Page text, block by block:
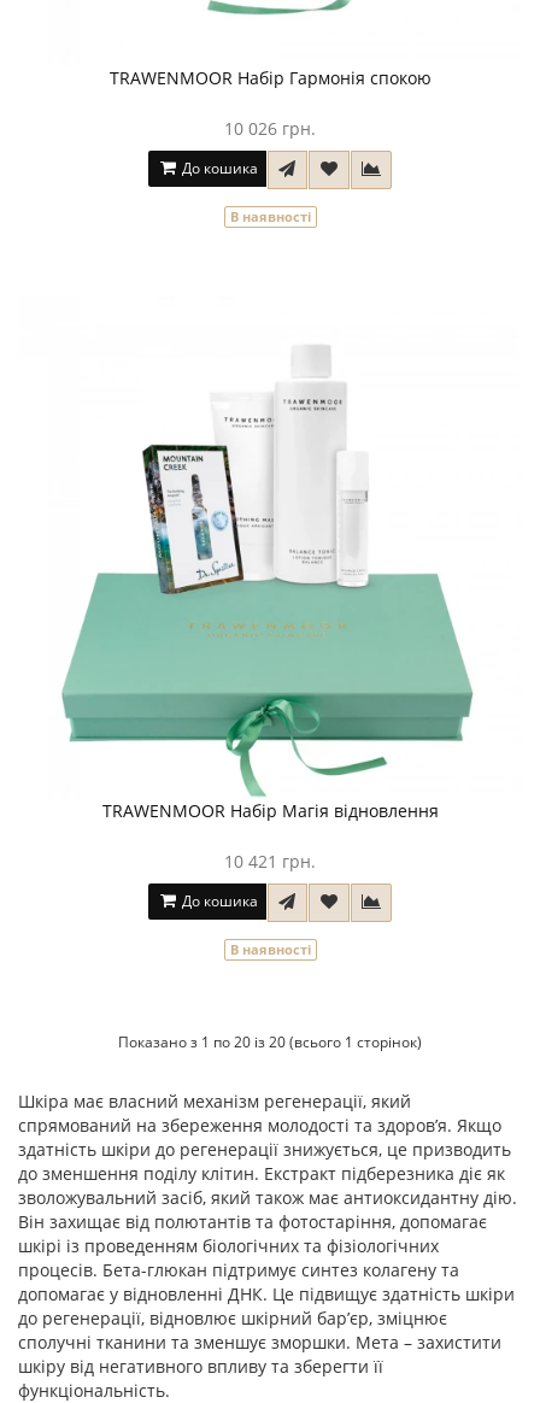
TRAWENMOOR Набір Гармонія спокою
10 026 грн.
До кошика
В наявності
TRAWENMOOR Набір Магія відновлення
10 421 грн.
До кошика
В наявності
Показано з 1 по 20 із 20 (всього 1 сторінок)
Шкіра має власний механізм регенерації, який
спрямований на збереження молодості та здоров’я. Якщо
здатність шкіри до регенерації знижується, це призводить
до зменшення поділу клітин. Екстракт підберезника діє як
зволожувальний засіб, який також має антиоксидантну дію.
Він захищає від полютантів та фотостаріння, допомагає
шкірі із проведенням біологічних та фізіологічних
процесів. Бета-глюкан підтримує синтез колагену та
допомагає у відновленні ДНК. Це підвищує здатність шкіри
до регенерації, відновлює шкірний бар’єр, зміцнює
сполучні тканини та зменшує зморшки. Мета – захистити
шкіру від негативного впливу та зберегти її
функціональність.